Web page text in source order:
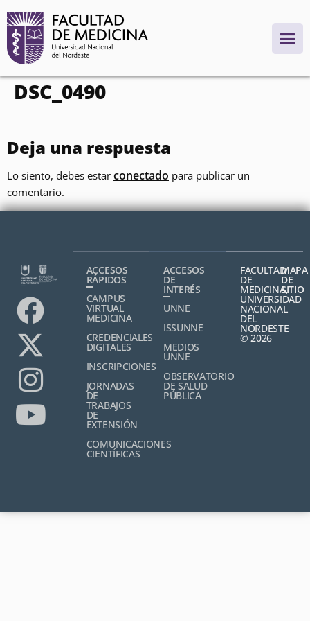
contenido
DSC_0490
Deja una respuesta
Lo siento, debes estar conectado para publicar un
comentario.
ACCESOS
RÁPIDOS
CAMPUS
VIRTUAL
MEDICINA
CREDENCIALES
DIGITALES
INSCRIPCIONES
JORNADAS
DE
TRABAJOS
DE
EXTENSIÓN
COMUNICACIONES
CIENTÍFICAS
ACCESOS
DE
INTERÉS
UNNE
ISSUNNE
MEDIOS
UNNE
OBSERVATORIO
DE SALUD
PÚBLICA
FACULTAD
DE
MEDICINA,
UNIVERSIDAD
NACIONAL
DEL
NORDESTE
© 2026
MAPA
DE
SITIO